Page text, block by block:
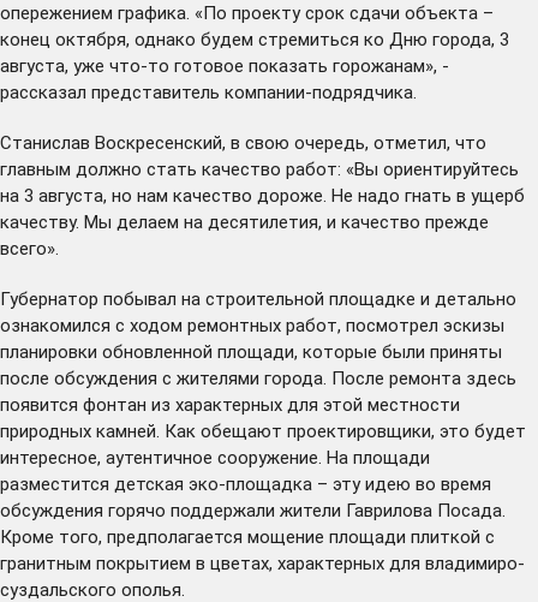
опережением графика. «По проекту срок сдачи объекта –
конец октября, однако будем стремиться ко Дню города, 3
августа, уже что-то готовое показать горожанам», -
рассказал представитель компании-подрядчика.
Станислав Воскресенский, в свою очередь, отметил, что
главным должно стать качество работ: «Вы ориентируйтесь
на 3 августа, но нам качество дороже. Не надо гнать в ущерб
качеству. Мы делаем на десятилетия, и качество прежде
всего».
Губернатор побывал на строительной площадке и детально
ознакомился с ходом ремонтных работ, посмотрел эскизы
планировки обновленной площади, которые были приняты
после обсуждения с жителями города. После ремонта здесь
появится фонтан из характерных для этой местности
природных камней. Как обещают проектировщики, это будет
интересное, аутентичное сооружение. На площади
разместится детская эко-площадка – эту идею во время
обсуждения горячо поддержали жители Гаврилова Посада.
Кроме того, предполагается мощение площади плиткой с
гранитным покрытием в цветах, характерных для владимиро-
суздальского ополья.